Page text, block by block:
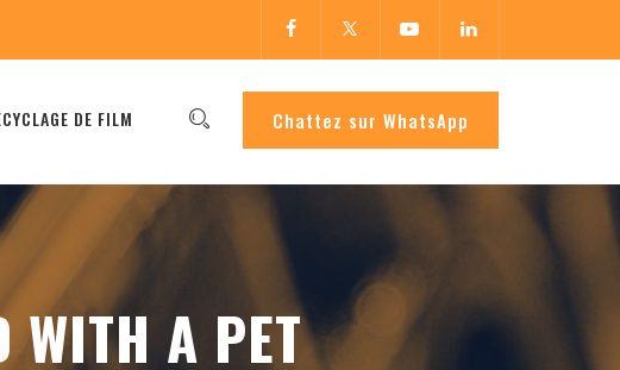
Chattez sur WhatsApp
DE FILM
WITH A PET